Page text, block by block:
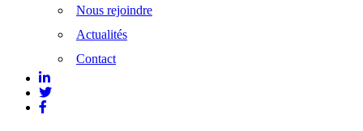
Nous rejoindre
Actualités
Contact